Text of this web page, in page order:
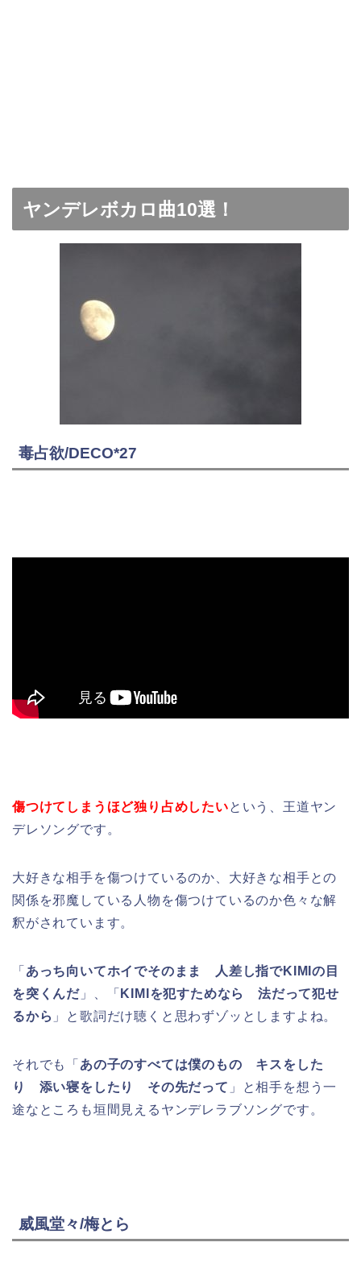
ヤンデレボカロ曲10選！
毒占欲/DECO*27
傷つけてしまうほど独り占めしたいという、王道ヤン
デレソングです。
大好きな相手を傷つけているのか、大好きな相手との
関係を邪魔している人物を傷つけているのか色々な解
釈がされています。
「 あっち向いてホイでそのまま 人差し指でKIMIの目
を突くんだ 」、「 KIMIを犯すためなら 法だって犯せ
るから 」と歌詞だけ聴くと思わずゾッとしますよね。
それでも「 あの子のすべては僕のもの キスをした
り 添い寝をしたり その先だって 」と相手を想う一
途なところも垣間見えるヤンデレラブソングです。
威風堂々/梅とら